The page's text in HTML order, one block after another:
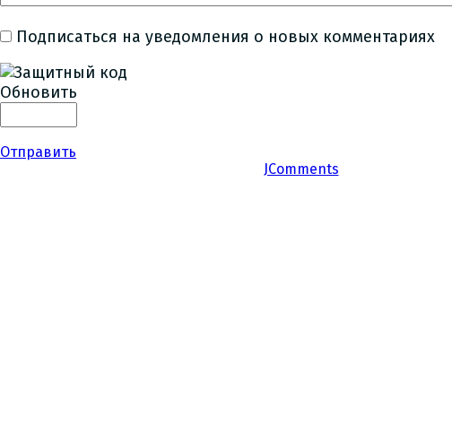
Подписаться на уведомления о новых комментариях
Обновить
Отправить
JComments